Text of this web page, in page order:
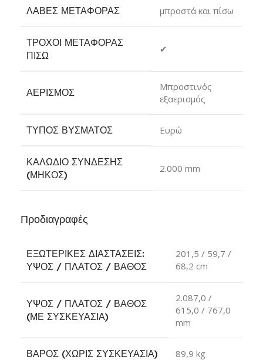
ΛΑΒΈΣ ΜΕΤΑΦΟΡΆΣ μπροστά και πίσω
ΤΡΟΧΟΊ ΜΕΤΑΦΟΡΆΣ
ΠΊΣΩ
✔
ΑΕΡΙΣΜΌΣ
Μπροστινός
εξαερισμός
ΤΎΠΟΣ ΒΎΣΜΑΤΟΣ Ευρώ
ΚΑΛΏΔΙΟ ΣΎΝΔΕΣΗΣ
(ΜΉΚΟΣ)
2.000 mm
Προδιαγραφές
ΕΞΩΤΕΡΙΚΈΣ ΔΙΑΣΤΆΣΕΙΣ:
ΎΨΟΣ / ΠΛΆΤΟΣ / ΒΆΘΟΣ
201,5 / 59,7 /
68,2 cm
ΎΨΟΣ / ΠΛΆΤΟΣ / ΒΆΘΟΣ
(ΜΕ ΣΥΣΚΕΥΑΣΊΑ)
2.087,0 /
615,0 / 767,0
mm
ΒΆΡΟΣ (ΧΩΡΊΣ ΣΥΣΚΕΥΑΣΊΑ) 89,9 kg